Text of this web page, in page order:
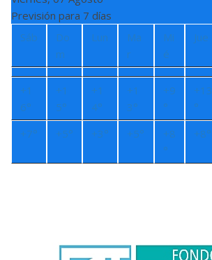
Previsión para 7 días
Sáb
Do
m
Lun
Ma
r
Mi
é
Jue
+1
6°
+1
5°
+1
4°
+1
3°
+9
°
+13
°
+7° +5° +3° +5° +8
°
+8°